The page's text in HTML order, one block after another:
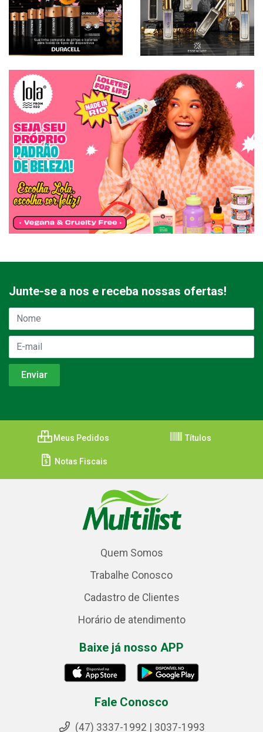
Junte-se a nos e receba nossas ofertas!
Meus Pedidos Títulos
Notas Fiscais
Quem Somos
Trabalhe Conosco
Cadastro de Clientes
Horário de atendimento
Baixe já nosso APP
Fale Conosco
(47) 3337-1992 | 3037-1993